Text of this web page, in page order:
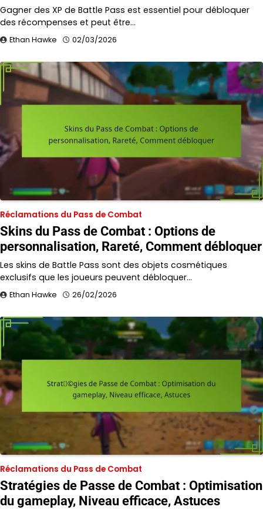
Gagner des XP de Battle Pass est essentiel pour débloquer
des récompenses et peut être…
Ethan Hawke 02/03/2026
Réclamations du Pass de Combat
Skins du Pass de Combat : Options de
personnalisation, Rareté, Comment débloquer
Les skins de Battle Pass sont des objets cosmétiques
exclusifs que les joueurs peuvent débloquer…
Ethan Hawke 26/02/2026
Réclamations du Pass de Combat
Stratégies de Passe de Combat : Optimisation
du gameplay, Niveau efficace, Astuces